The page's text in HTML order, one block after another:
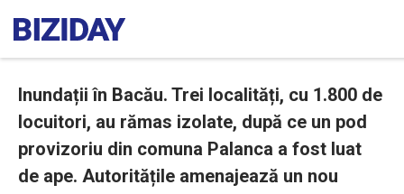
Inundații în Bacău. Trei localități, cu 1.800 de
locuitori, au rămas izolate, după ce un pod
provizoriu din comuna Palanca a fost luat
de ape. Autoritățile amenajează un nou